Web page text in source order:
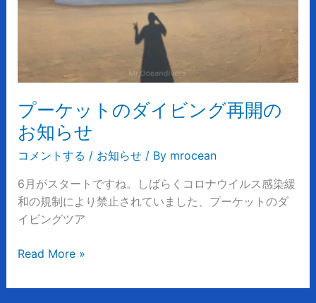
プーケットのダイビング再開の
お知らせ
コメントする / お知らせ/ By mrocean
6月がスタートですね。しばらくコロナウイルス感染緩
和の規制により禁止されていました、プーケットのダ
イビングツア
イ
再
の
お
知
ら
せ
Read More »